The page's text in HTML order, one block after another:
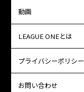
動画
LEAGUE ONEとは
プライバシーポリシー
お問い合わせ